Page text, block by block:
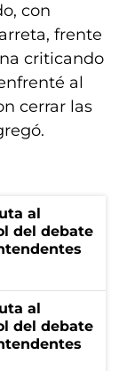
con
frente
criticando
al
cerrar las
al
del debate
al
del debate